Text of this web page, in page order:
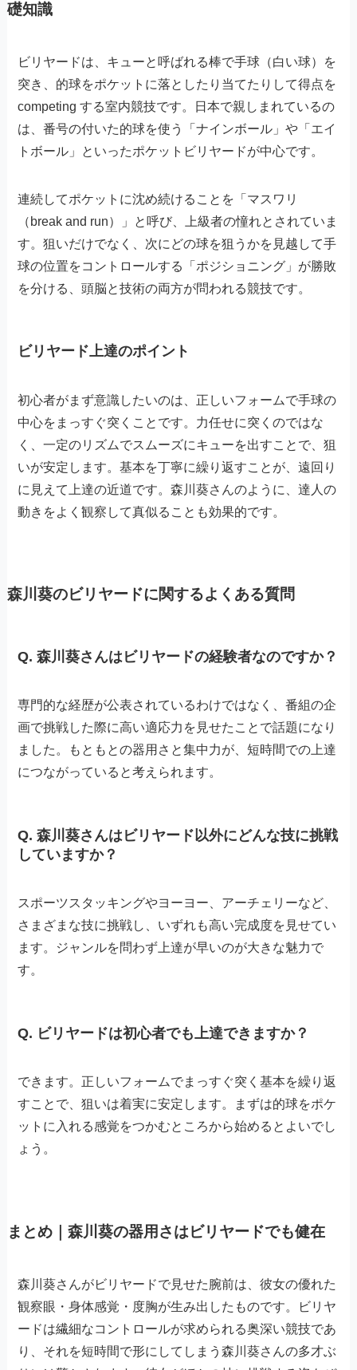
礎知識
ビリヤードは、キューと呼ばれる棒で手球（白い球）を
突き、的球をポケットに落としたり当てたりして得点を
competing する室内競技です。日本で親しまれているの
は、番号の付いた的球を使う「ナインボール」や「エイ
トボール」といったポケットビリヤードが中心です。
連続してポケットに沈め続けることを「マスワリ
（break and run）」と呼び、上級者の憧れとされていま
す。狙いだけでなく、次にどの球を狙うかを見越して手
球の位置をコントロールする「ポジショニング」が勝敗
を分ける、頭脳と技術の両方が問われる競技です。
ビリヤード上達のポイント
初心者がまず意識したいのは、正しいフォームで手球の
中心をまっすぐ突くことです。力任せに突くのではな
く、一定のリズムでスムーズにキューを出すことで、狙
いが安定します。基本を丁寧に繰り返すことが、遠回り
に見えて上達の近道です。森川葵さんのように、達人の
動きをよく観察して真似ることも効果的です。
森川葵のビリヤードに関するよくある質問
Q. 森川葵さんはビリヤードの経験者なのですか？
専門的な経歴が公表されているわけではなく、番組の企
画で挑戦した際に高い適応力を見せたことで話題になり
ました。もともとの器用さと集中力が、短時間での上達
につながっていると考えられます。
Q. 森川葵さんはビリヤード以外にどんな技に挑戦
していますか？
スポーツスタッキングやヨーヨー、アーチェリーなど、
さまざまな技に挑戦し、いずれも高い完成度を見せてい
ます。ジャンルを問わず上達が早いのが大きな魅力で
す。
Q. ビリヤードは初心者でも上達できますか？
できます。正しいフォームでまっすぐ突く基本を繰り返
すことで、狙いは着実に安定します。まずは的球をポケ
ットに入れる感覚をつかむところから始めるとよいでし
ょう。
まとめ｜森川葵の器用さはビリヤードでも健在
森川葵さんがビリヤードで見せた腕前は、彼女の優れた
観察眼・身体感覚・度胸が生み出したものです。ビリヤ
ードは繊細なコントロールが求められる奥深い競技であ
り、それを短時間で形にしてしまう森川葵さんの多才ぶ